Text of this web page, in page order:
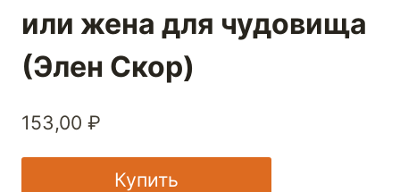
или жена для чудовища
(Элен Скор)
153,00 ₽
Купить